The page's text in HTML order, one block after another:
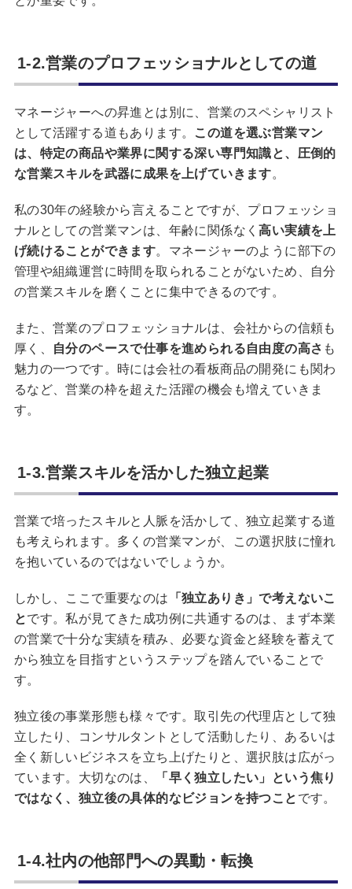
1-2.営業のプロフェッショナルとしての道
マネージャーへの昇進とは別に、営業のスペシャリスト
として活躍する道もあります。 この道を選ぶ営業マン
は、特定の商品や業界に関する深い専門知識と、圧倒的
な営業スキルを武器に成果を上げていきます。
私の30年の経験から言えることですが、プロフェッショ
ナルとしての営業マンは、年齢に関係なく高い実績を上
げ続けることができます。マネージャーのように部下の
管理や組織運営に時間を取られることがないため、自分
の営業スキルを磨くことに集中できるのです。
また、営業のプロフェッショナルは、会社からの信頼も
厚く、
自分のペースで仕事を進められる自由度の高さ も
魅力の一つです。時には会社の看板商品の開発にも関わ
るなど、営業の枠を超えた活躍の機会も増えていきま
す。
1-3.営業スキルを活かした独立起業
営業で培ったスキルと人脈を活かして、独立起業する道
も考えられます。多くの営業マンが、この選択肢に憧れ
を抱いているのではないでしょうか。
しかし、ここで重要なのは 「独立ありき」で考えないこ
とです。私が見てきた成功例に共通するのは、まず本業
の営業で十分な実績を積み、必要な資金と経験を蓄えて
から独立を目指すというステップを踏んでいることで
す。
独立後の事業形態も様々です。取引先の代理店として独
立したり、コンサルタントとして活動したり、あるいは
全く新しいビジネスを立ち上げたりと、選択肢は広がっ
ています。大切なのは、
「早く独立したい」という焦り
ではなく、独立後の具体的なビジョンを持つこと です。
1-4.社内の他部門への異動・転換